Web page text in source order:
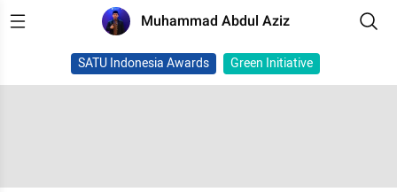
Muhammad Abdul Aziz
SATU Indonesia Awards Green Initiative